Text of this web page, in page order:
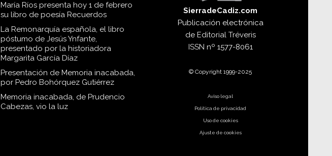
María Ríos presenta hoy 1 de febrero
su libro de poesía Recuerdos
La Remonarquía española, el libro
póstumo de Jesús Ynfante,
presentado por la historiadora
Margarita García Díaz
Presentación de Memoria inacabada,
por Pedro Bohórquez Gutiérrez
Memoria inacabada, de Prudencio
Cabezas, vio la luz
SierradeCadiz.com
Publicación electrónica
de Editorial Tréveris
ISSN nº 1577-8061
© Copyright 1999-2025
Aviso legal
Política de privacidad
Uso de cookies
Ajuste de cookies